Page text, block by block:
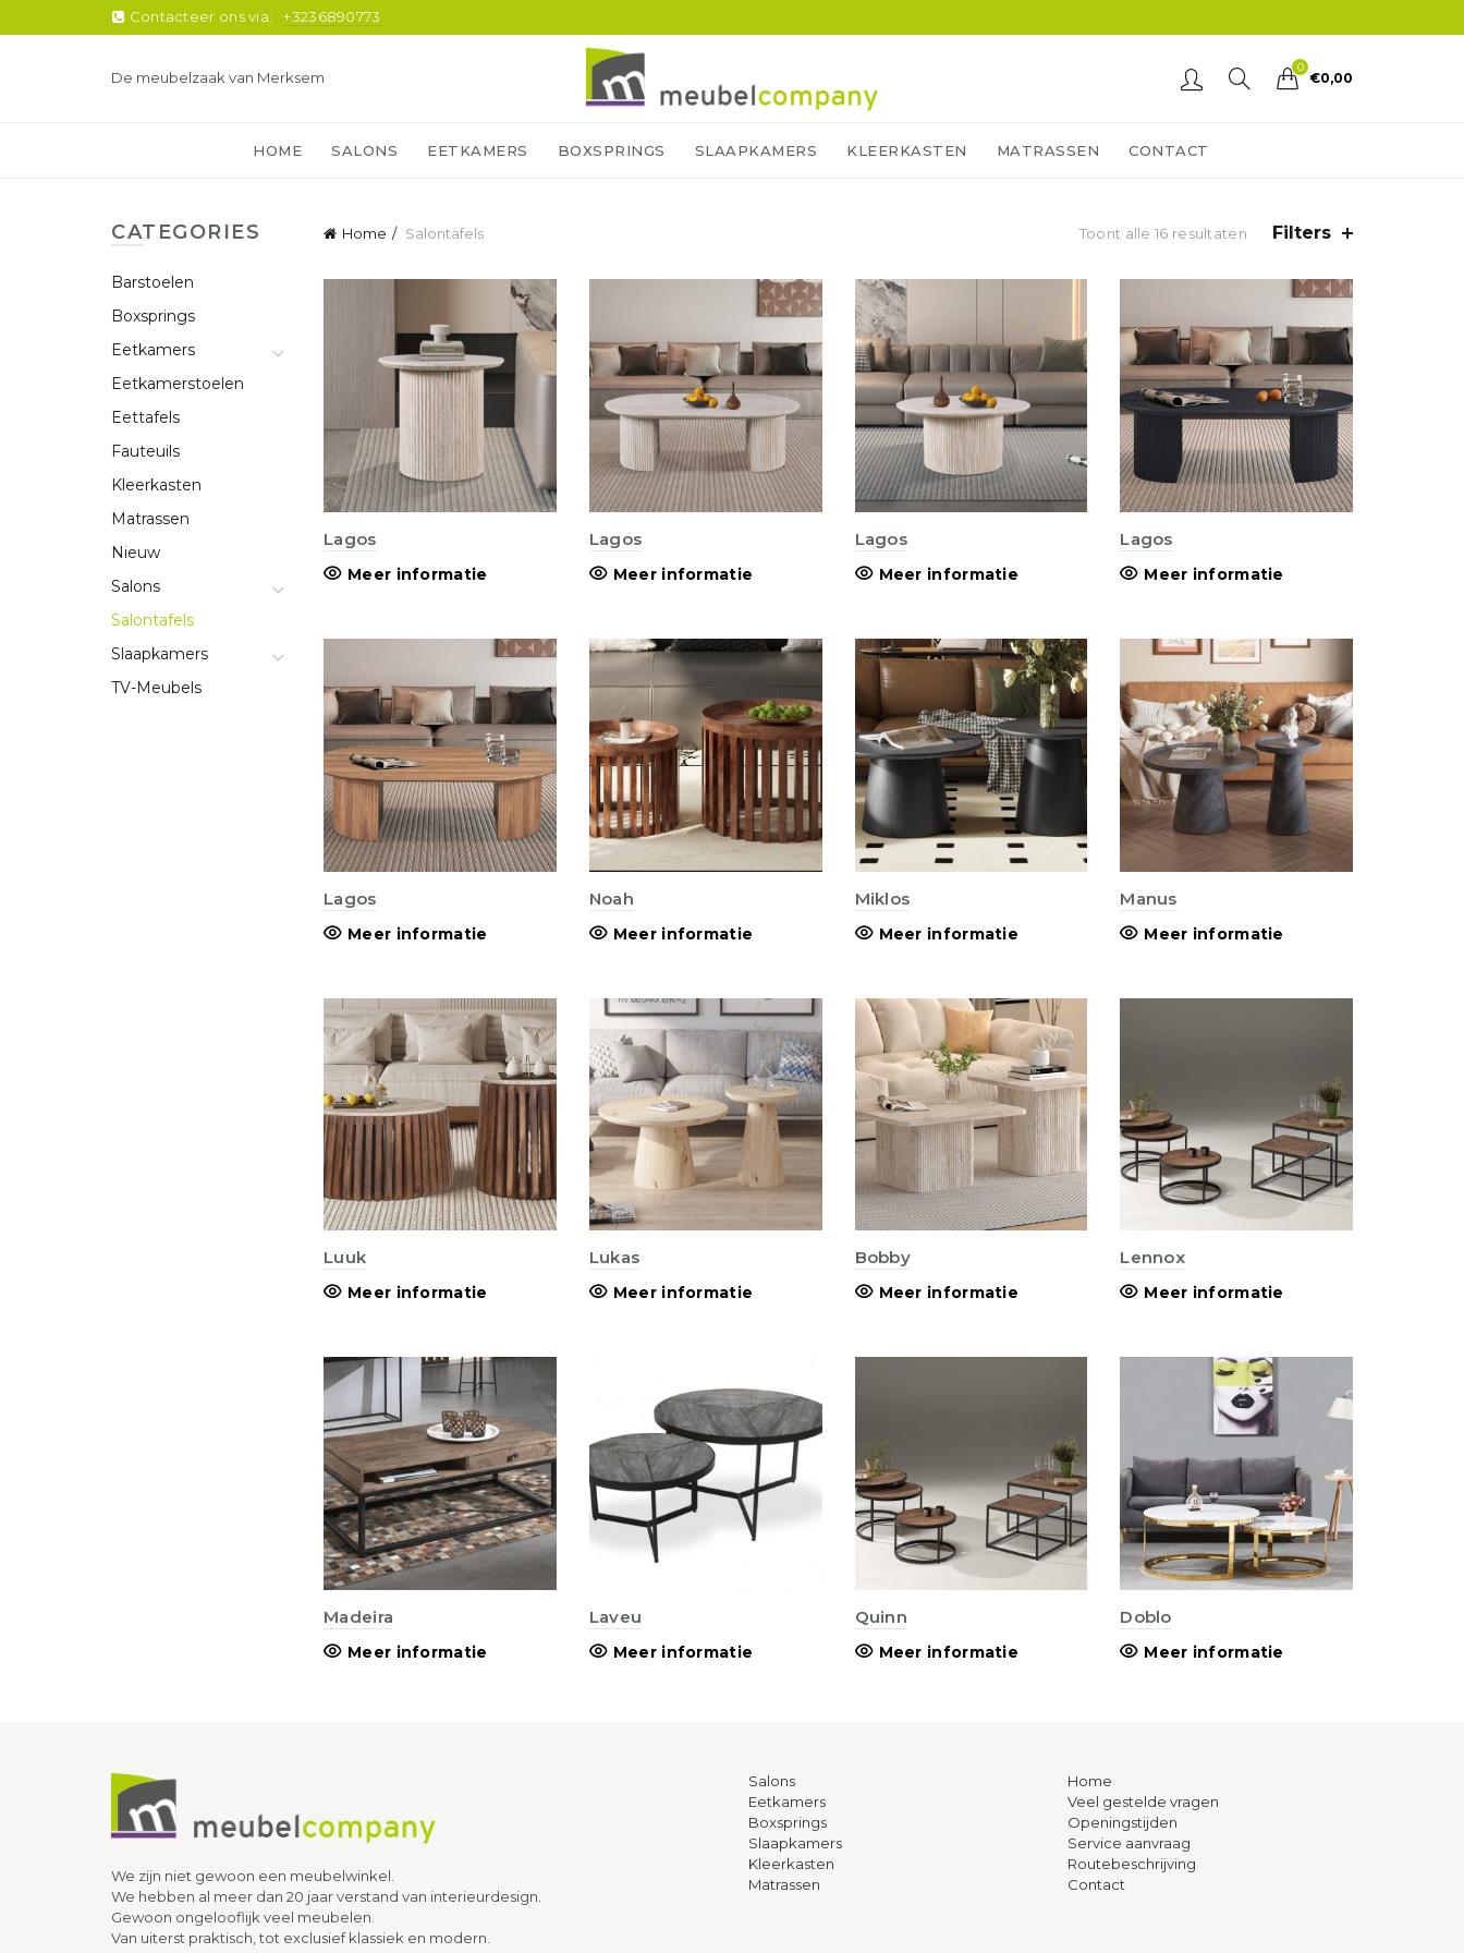
Contacteer ons via: +3236890773
De meubelzaak van Merksem
0
€0,00
HOME SALONS EETKAMERS BOXSPRINGS SLAAPKAMERS KLEERKASTEN MATRASSEN CONTACT
Home Salontafels Toont alle 16 resultaten Filters
Lagos
Meer informatie
Lagos
Meer informatie
Lagos
Meer informatie
Lagos
Meer informatie
Lagos
Meer informatie
Noah
Meer informatie
Miklos
Meer informatie
Manus
Meer informatie
Luuk
Meer informatie
Lukas
Meer informatie
Bobby
Meer informatie
Lennox
Meer informatie
Madeira
Meer informatie
Laveu
Meer informatie
Quinn
Meer informatie
Doblo
Meer informatie
CATEGORIES
Barstoelen
Boxsprings
Eetkamers
Eetkamerstoelen
Eettafels
Fauteuils
Kleerkasten
Matrassen
Nieuw
Salons
Salontafels
Slaapkamers
TV-Meubels
We zijn niet gewoon een meubelwinkel.
We hebben al meer dan 20 jaar verstand van interieurdesign.
Gewoon ongelooflijk veel meubelen.
Van uiterst praktisch, tot exclusief klassiek en modern.
Salons
Eetkamers
Boxsprings
Slaapkamers
Kleerkasten
Matrassen
Home
Veel gestelde vragen
Openingstijden
Service aanvraag
Routebeschrijving
Contact